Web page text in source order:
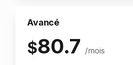
Avancé
$80.7 /mois